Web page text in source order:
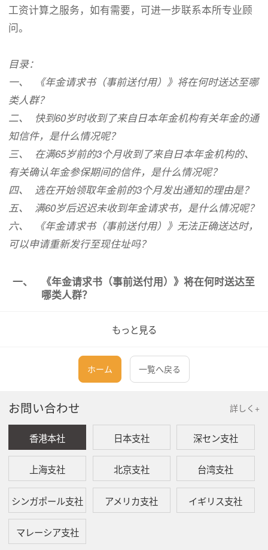
工资计算之服务，如有需要，可进一步联系本所专业顾
问。
目录：
一、 《年金请求书（事前送付用）》将在何时送达至哪
类人群？
二、 快到60岁时收到了来自日本年金机构有关年金的通
知信件，是什么情况呢？
三、 在满65岁前的3个月收到了来自日本年金机构的、
有关确认年金参保期间的信件，是什么情况呢？
四、 选在开始领取年金前的3个月发出通知的理由是？
五、 满60岁后迟迟未收到年金请求书，是什么情况呢？
六、 《年金请求书（事前送付用）》无法正确送达时，
可以申请重新发行至现住址吗？
一、
《年金请求书（事前送付用）》将在何时送达至
哪类人群？
利的人士，日本年金机构将在开始向其支
番号、姓名、出生日期、性别、地址及年
金参保记录的《年金请求书（事前送付
用）》送至该人士本人。
对于在65岁获得领取老龄基础年金、老龄
厚生年金权利的人士，日本年金机构将在
该人士满65岁前的3个月，将记载有年金参
保记录的《年金请求书（事前送付用）》
送至该人士本人。
对于虽然获得领取特别支付的老龄厚生年
金权利，但未决定年金的人士，日本年金
机构在该人士满65岁前的3个月，将记载有
年金参保记录的《年金请求书（事前送付
用）》送至该人士本人。
もっと見る
ホーム 一覧へ戻る
詳しく+
お問い合わせ
香港本社 日本支社 深セン支社
上海支社 北京支社 台湾支社
シンガポール支社 アメリカ支社 イギリス支社
マレーシア支社